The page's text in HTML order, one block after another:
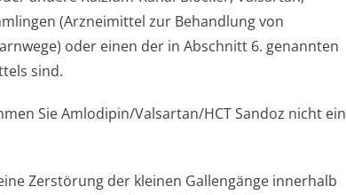
(Arzneimittel zur Behandlung von
oder einen der in Abschnitt 6. genannten
sind.
Sie Amlodipin/Val­sartan/HCT Sandoz nicht ein
Zerstörung der kleinen Gallengänge innerhalb